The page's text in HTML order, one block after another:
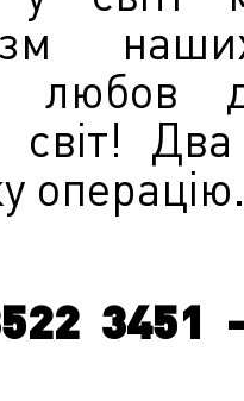
любов
світ!